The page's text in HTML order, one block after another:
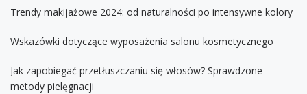
Trendy makijażowe 2024: od naturalności po intensywne kolory
Wskazówki dotyczące wyposażenia salonu kosmetycznego
Jak zapobiegać przetłuszczaniu się włosów? Sprawdzone
metody pielęgnacji